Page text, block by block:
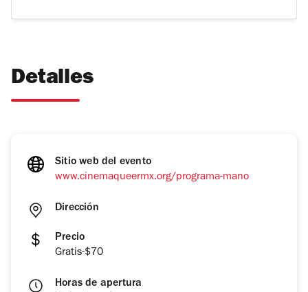
Detalles
Sitio web del evento
www.cinemaqueermx.org/programa-mano
Dirección
Precio
Gratis-$70
Horas de apertura